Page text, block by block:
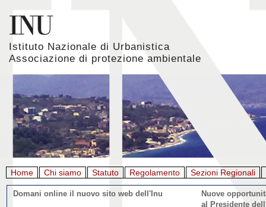
Istituto Nazionale di Urbanistica
Associazione di protezione ambientale
Home Chi siamo Statuto Regolamento Sezioni Regionali
Giornata mondiale della Terra, l'appello di Inu e
La